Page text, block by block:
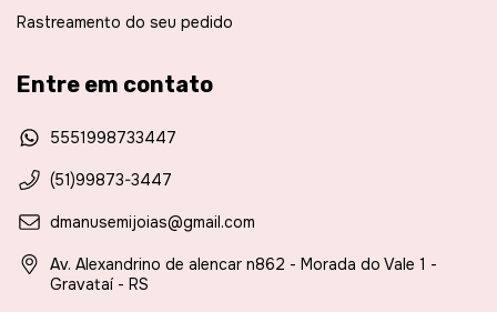
Rastreamento do seu pedido
Entre em contato
5551998733447
(51)99873-3447
dmanusemijoias@gmail.com
Av. Alexandrino de alencar n862 - Morada do Vale 1 -
Gravataí - RS